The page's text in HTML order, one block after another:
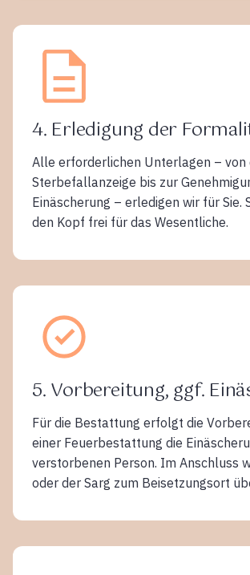
4. Erledigung der
Alle erforderlichen Unterlagen – von
Sterbefallanzeige bis zur
Einäscherung – erledigen wir für Sie.
den Kopf frei für das Wesentliche.
5. Vorbereitung, ggf.
Für die Bestattung erfolgt die
einer Feuerbestattung die
verstorbenen Person. Im Anschluss
oder der Sarg zum Beisetzungsort